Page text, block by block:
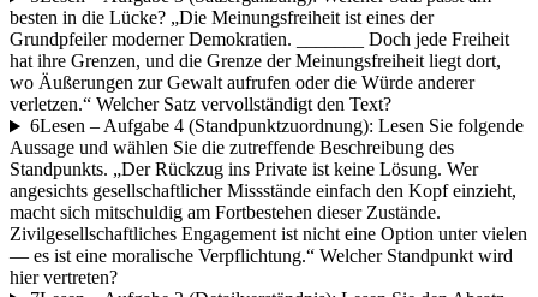
besten in die Lücke? „Die Meinungsfreiheit ist eines der
Grundpfeiler moderner Demokratien. _______ Doch jede Freiheit
hat ihre Grenzen, und die Grenze der Meinungsfreiheit liegt dort,
wo Äußerungen zur Gewalt aufrufen oder die Würde anderer
verletzen.“ Welcher Satz vervollständigt den Text?
6Lesen – Aufgabe 4 (Standpunktzuordnung): Lesen Sie folgende
Aussage und wählen Sie die zutreffende Beschreibung des
Standpunkts. „Der Rückzug ins Private ist keine Lösung. Wer
angesichts gesellschaftlicher Missstände einfach den Kopf einzieht,
macht sich mitschuldig am Fortbestehen dieser Zustände.
Zivilgesellschaftliches Engagement ist nicht eine Option unter vielen
— es ist eine moralische Verpflichtung.“ Welcher Standpunkt wird
hier vertreten?